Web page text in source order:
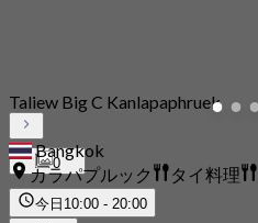
0
Taliew Big C Kanlapaphruek
Bangkok
カラパプルック
タイ料理
今日 10:00 - 20:00